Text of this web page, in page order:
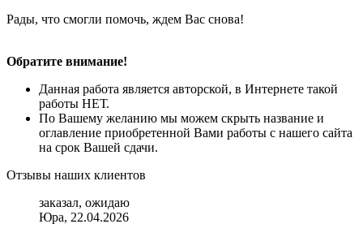
Рады, что смогли помочь, ждем Вас снова!
Обратите внимание!
Данная работа является авторской, в Интернете такой
работы НЕТ.
По Вашему желанию мы можем скрыть название и
оглавление приобретенной Вами работы с нашего сайта
на срок Вашей сдачи.
Отзывы наших клиентов
заказал, ожидаю
Юра, 22.04.2026